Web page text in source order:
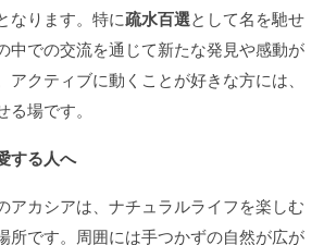
なります。特に疏水百選として名を馳せ
中での交流を通じて新たな発見や感動が
クティブに動くことが好きな方には、
場です。
する人へ
アカシアは、ナチュラルライフを楽しむ
所です。周囲には手つかずの自然が広が